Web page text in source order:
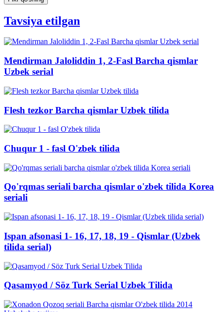
Tavsiya etilgan
Mendirman Jaloliddin 1, 2-Fasl Barcha qismlar
Uzbek serial
Flesh tezkor Barcha qismlar Uzbek tilida
Chuqur 1 - fasl O'zbek tilida
Qo'rqmas seriali barcha qismlar o'zbek tilida Korea
seriali
Ispan afsonasi 1- 16, 17, 18, 19 - Qismlar (Uzbek
tilida serial)
Qasamyod / Söz Turk Serial Uzbek Tilida